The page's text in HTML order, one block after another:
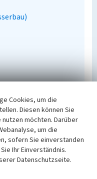
Cookies, um die
Diesen können Sie
möchten. Darüber
um die
sofern Sie einverstanden
Ihr Einverständnis.
Datenschutzseite.